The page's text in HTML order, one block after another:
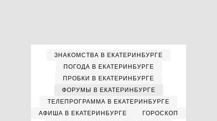
ЗНАКОМСТВА В ЕКАТЕРИНБУРГЕ
ПОГОДА В ЕКАТЕРИНБУРГЕ
ПРОБКИ В ЕКАТЕРИНБУРГЕ
ФОРУМЫ В ЕКАТЕРИНБУРГЕ
ТЕЛЕПРОГРАММА В ЕКАТЕРИНБУРГЕ
АФИША В ЕКАТЕРИНБУРГЕ
ГОРОСКОП